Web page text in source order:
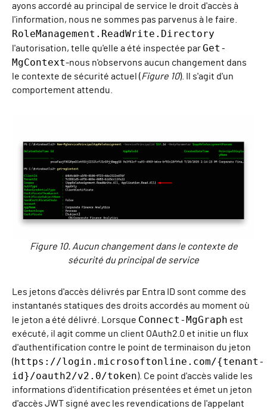
ayons accordé au principal de service le droit d'accès à
l'information, nous ne sommes pas parvenus à le faire.
RoleManagement.ReadWrite.Directory
l'autorisation, telle qu'elle a été inspectée parGet-
MgContext-nous n'observons aucun changement dans
le contexte de sécurité actuel (Figure 10). Il s'agit d'un
comportement attendu.
Figure 10. Aucun changement dans le contexte de
sécurité du principal de service
Les jetons d'accès délivrés par Entra ID sont comme des
instantanés statiques des droits accordés au moment où
le jeton a été délivré. Lorsque Connect-MgGraph est
exécuté, il agit comme un client OAuth2.0 et initie un flux
d'authentification contre le point de terminaison du jeton
(https://login.microsoftonline.com/{tenant-
id}/oauth2/v2.0/token). Ce point d'accès valide les
informations d'identification présentées et émet un jeton
d'accès JWT signé avec les revendications de l'appelant